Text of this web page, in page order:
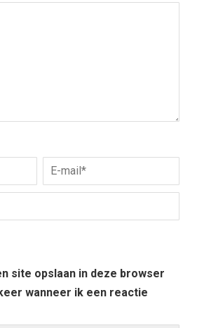
site opslaan in deze browser
wanneer ik een reactie